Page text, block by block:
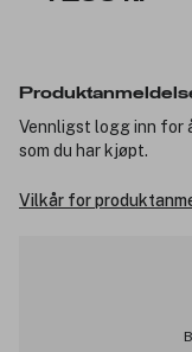
Vennligst logg inn for
som du har kjøpt.
Vilkår for